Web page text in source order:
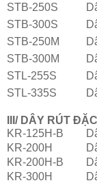
STB-250S
STB-300S
STB-250M
STB-300M
STL-255S
STL-335S
III/ DÂY RÚT
KR-125H-B
KR-200H
KR-200H-B
KR-300H